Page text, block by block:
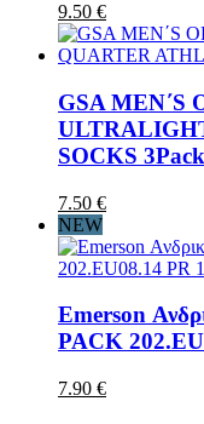
9.50 €
GSA MEN΄S
SOCKS
7.50 €
NEW
Emerson
PACK
7.90 €